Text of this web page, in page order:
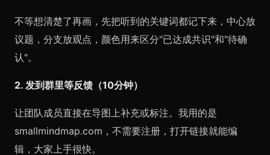
不等想清楚了再画，先把听到的关键词都记下来，中心放
议题，分支放观点，颜色用来区分"已达成共识"和"待确
认"。
2. 发到群里等反馈（10分钟）
让团队成员直接在导图上补充或标注。我用的是
smallmindmap.com，不需要注册，打开链接就能编
辑，大家上手很快。